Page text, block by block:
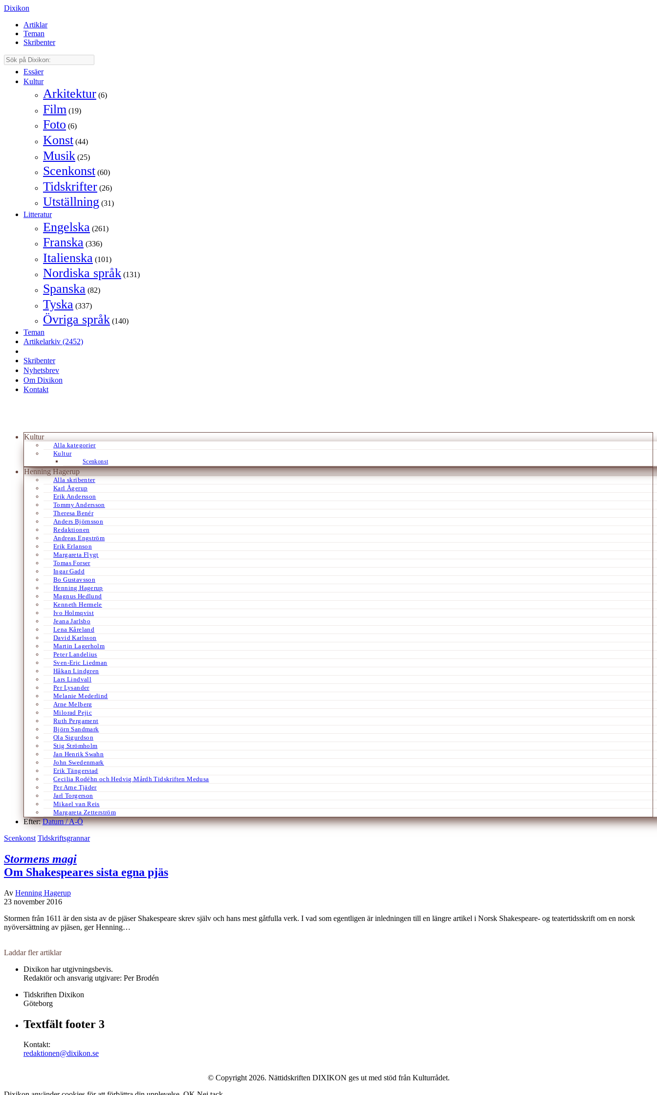
Dixikon
Artiklar
Teman
Skribenter
Essäer
Kultur
Arkitektur (6)
Film (19)
Foto (6)
Konst (44)
Musik (25)
Scenkonst (60)
Tidskrifter (26)
Utställning (31)
Litteratur
Engelska (261)
Franska (336)
Italienska (101)
Nordiska språk (131)
Spanska (82)
Tyska (337)
Övriga språk (140)
Teman
Artikelarkiv (2452)
Skribenter
Nyhetsbrev
Om Dixikon
Kontakt
Kultur
Alla kategorier
Kultur
Scenkonst
Henning Hagerup
Alla skribenter
Karl Ågerup
Erik Andersson
Tommy Andersson
Theresa Benér
Anders Björnsson
Redaktionen
Andreas Engström
Erik Erlanson
Margareta Flygt
Tomas Forser
Ingar Gadd
Bo Gustavsson
Henning Hagerup
Magnus Hedlund
Kenneth Hermele
Ivo Holmqvist
Jeana Jarlsbo
Lena Kåreland
David Karlsson
Martin Lagerholm
Peter Landelius
Sven-Eric Liedman
Håkan Lindgren
Lars Lindvall
Per Lysander
Melanie Mederlind
Arne Melberg
Milorad Pejic
Ruth Pergament
Björn Sandmark
Ola Sigurdson
Stig Strömholm
Jan Henrik Swahn
John Swedenmark
Erik Tängerstad
Cecilia Rodéhn och Hedvig Mårdh Tidskriften Medusa
Per Arne Tjäder
Jarl Torgerson
Mikael van Reis
Margareta Zetterström
Efter:Datum /A-Ö
Scenkonst Tidskriftsgrannar
Stormens magi
Om Shakespeares sista egna pjäs
Av Henning Hagerup
23 november 2016
Stormen från 1611 är den sista av de pjäser Shakespeare skrev själv och hans mest gåtfulla verk. I vad som egentligen är inledningen till en längre artikel i Norsk Shakespeare- og teatertidsskrift om en norsk
nyöversättning av pjäsen, ger Henning…
Laddar fler artiklar
Dixikon har utgivningsbevis.
Redaktör och ansvarig utgivare: Per Brodén
Tidskriften Dixikon
Göteborg
Textfält footer 3
Kontakt:
redaktionen@dixikon.se
© Copyright 2026. Nättidskriften DIXIKON ges ut med stöd från Kulturrådet.